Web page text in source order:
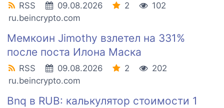
RSS 09.08.2026 2
102
ru.beincrypto.com
Мемкоин Jimothy взлетел на 331%
после поста Илона Маска
RSS 09.08.2026 2
202
ru.beincrypto.com
Bnq в RUB: калькулятор стоимости 1